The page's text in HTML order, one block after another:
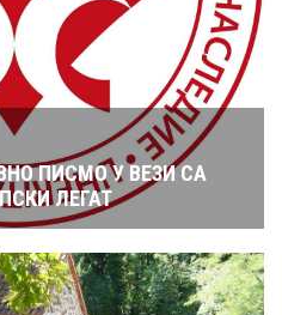
ПИСМО У ВЕЗИ СА
ЛЕГАТ